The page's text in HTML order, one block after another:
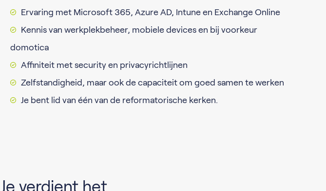
Ervaring met Microsoft 365, Azure AD, Intune en Exchange Online
Kennis van werkplekbeheer, mobiele devices en bij voorkeur
domotica
Affiniteit met security en privacyrichtlijnen
Zelfstandigheid, maar ook de capaciteit om goed samen te werken
Je bent lid van één van de reformatorische kerken.
Je verdient het